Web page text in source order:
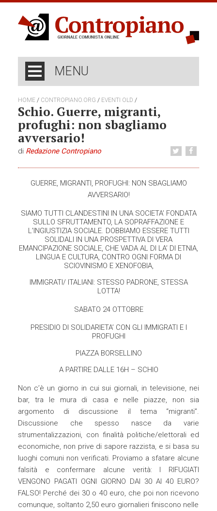
MENU
HOME / CONTROPIANO.ORG / EVENTI OLD /
Schio. Guerre, migranti,
profughi: non sbagliamo
avversario!
di Redazione Contropiano
GUERRE, MIGRANTI, PROFUGHI: NON SBAGLIAMO
AVVERSARIO!
SIAMO TUTTI CLANDESTINI IN UNA SOCIETA’ FONDATA
SULLO SFRUTTAMENTO, LA SOPRAFFAZIONE E
L’INGIUSTIZIA SOCIALE. DOBBIAMO ESSERE TUTTI
SOLIDALI IN UNA PROSPETTIVA DI VERA
EMANCIPAZIONE SOCIALE, CHE VADA AL DI LA’ DI ETNIA,
LINGUA E CULTURA, CONTRO OGNI FORMA DI
SCIOVINISMO E XENOFOBIA,
IMMIGRATI/ ITALIANI: STESSO PADRONE, STESSA
LOTTA!
SABATO 24 OTTOBRE
PRESIDIO DI SOLIDARIETA’ CON GLI IMMIGRATI E I
PROFUGHI
PIAZZA BORSELLINO
A PARTIRE DALLE 16H – SCHIO
Non c’è un giorno in cui sui giornali, in televisione, nei
bar, tra le mura di casa e nelle piazze, non sia
argomento di discussione il tema “migranti”.
Discussione che spesso nasce da varie
strumentalizzazioni, con finalità politiche/elettorali ed
economiche, non prive di sapore razzista, e si basa su
luoghi comuni non verificati. Proviamo a sfatare alcune
falsità e confermare alcune verità:
I RIFUGIATI
VENGONO PAGATI OGNI GIORNO DAI 30 AI 40 EURO?
FALSO! Perché dei 30 o 40 euro, che poi non ricevono
comunque, soltanto 2,50 euro giornalieri finiscono nelle